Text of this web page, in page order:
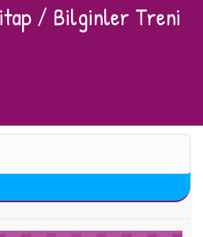
/ Bilginler Treni